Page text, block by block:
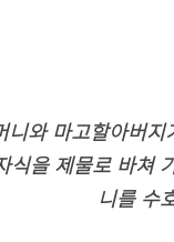
니와 마고할아버
식을 제물로 바쳐
니를 수